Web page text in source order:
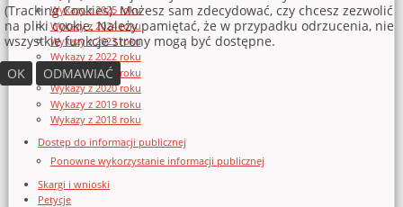
Wykazy z 2025 roku
Wykazy z 2024 roku
Wykazy z 2023 roku
Wykazy z 2022 roku
Wykazy z 2021 roku
Wykazy z 2020 roku
Wykazy z 2019 roku
Wykazy z 2018 roku
Dostęp do informacji publicznej
Ponowne wykorzystanie informacji publicznej
Skargi i wnioski
Petycje
(Tracking Cookies). Możesz sam zdecydować, czy chcesz zezwolić
na pliki cookie. Należy pamiętać, że w przypadku odrzucenia, nie
wszystkie funkcje strony mogą być dostępne.
OK
ODMAWIAĆ